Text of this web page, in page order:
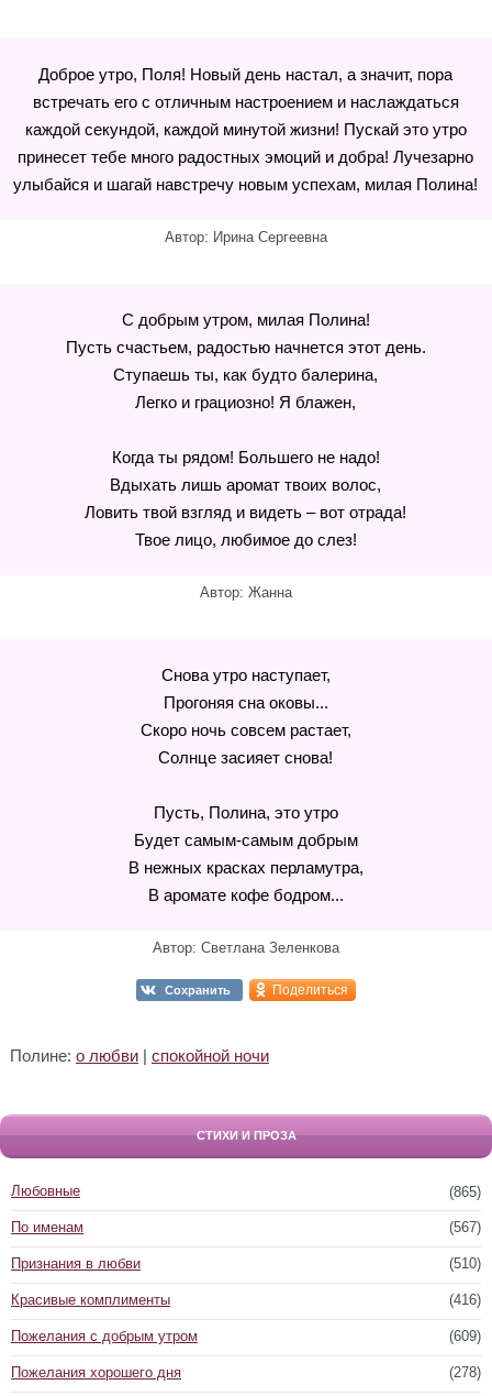
Доброе утро, Поля! Новый день настал, а значит, пора
встречать его с отличным настроением и наслаждаться
каждой секундой, каждой минутой жизни! Пускай это утро
принесет тебе много радостных эмоций и добра! Лучезарно
улыбайся и шагай навстречу новым успехам, милая Полина!
Автор: Ирина Сергеевна
С добрым утром, милая Полина!
Пусть счастьем, радостью начнется этот день.
Ступаешь ты, как будто балерина,
Легко и грациозно! Я блажен,
Когда ты рядом! Большего не надо!
Вдыхать лишь аромат твоих волос,
Ловить твой взгляд и видеть – вот отрада!
Твое лицо, любимое до слез!
Автор: Жанна
Снова утро наступает,
Прогоняя сна оковы...
Скоро ночь совсем растает,
Солнце засияет снова!
Пусть, Полина, это утро
Будет самым-самым добрым
В нежных красках перламутра,
В аромате кофе бодром...
Автор: Светлана Зеленкова
Сохранить Поделиться
Полине: о любви| спокойной ночи
СТИХИ И ПРОЗА
(865)
Любовные
(567)
По именам
(510)
Признания в любви
(416)
Красивые комплименты
(609)
Пожелания с добрым утром
(278)
Пожелания хорошего дня